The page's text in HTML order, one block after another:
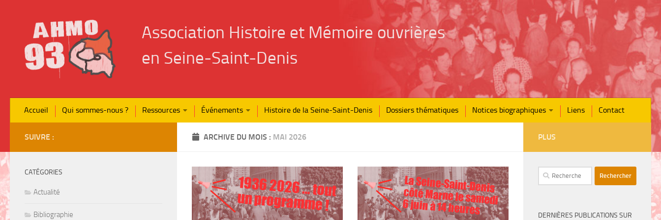
Association Histoire et Mémoire ouvrières
en Seine‑Saint‑Denis
Accueil Qui sommes-nous ? Ressources Événements Histoire de la Seine-Saint-Denis Dossiers thématiques Notices biographiques Liens Contact
ARCHIVE DU MOIS : MAI 2026
1936 2026 … tout
un programme !
La Seine-Saint-Denis
côté Marne le samedi
6 juin à 14 heures
SUIVRE :
CATÉGORIES
Actualité
Bibliographie
PLUS
Rechercher :
DERNIÈRES PUBLICATIONS SUR